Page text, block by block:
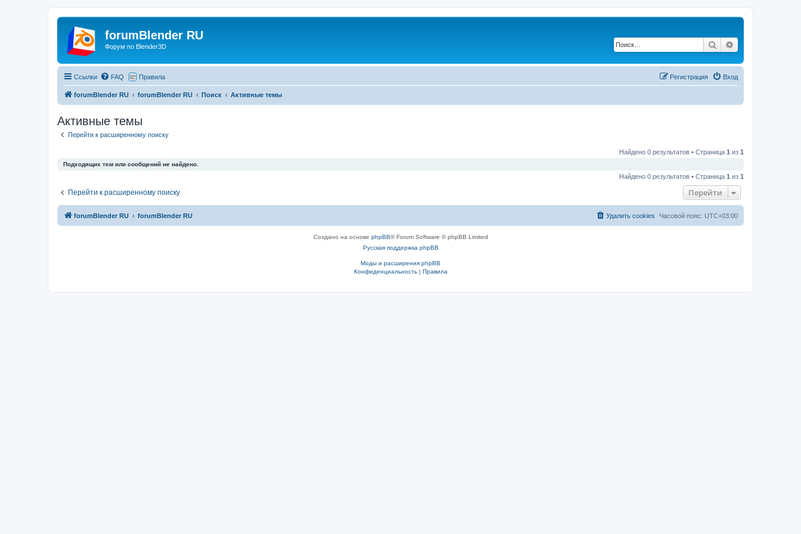
forumBlender RU
Форум по Blender3D Поиск
Ссылки FAQ Правила Вход
Регистрация
forumBlender RU forumBlender RU Поиск Активные темы
Активные темы
Перейти к расширенному поиску
Найдено 0 результатов • Страница 1 из 1
Подходящих тем или сообщений не найдено.
Найдено 0 результатов • Страница 1 из 1
Перейти к расширенному поиску Перейти
forumBlender RU forumBlender RU Часовой пояс: UTC+03:00
Удалить cookies
Создано на основе phpBB® Forum Software © phpBB Limited
Русская поддержка phpBB
Моды и расширения phpBB
Конфиденциальность| Правила